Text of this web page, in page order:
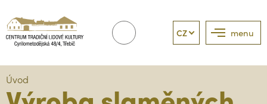
menu
CZ
Úvod